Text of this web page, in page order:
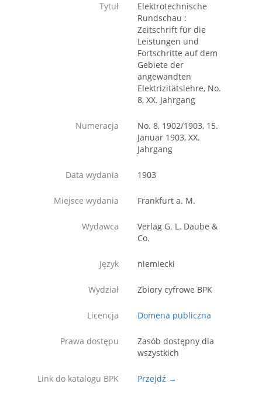
Tytuł
Elektrotechnische
Rundschau :
Zeitschrift für die
Leistungen und
Fortschritte auf dem
Gebiete der
angewandten
Elektrizitätslehre, No.
8, XX. Jahrgang
Numeracja
No. 8, 1902/1903, 15.
Januar 1903, XX.
Jahrgang
Data wydania 1903
Miejsce wydania Frankfurt a. M.
Wydawca
Verlag G. L. Daube &
Co.
Język niemiecki
Wydział Zbiory cyfrowe BPK
Licencja Domena publiczna
Prawa dostępu
Zasób dostępny dla
wszystkich
Link do katalogu BPK Przejdź →